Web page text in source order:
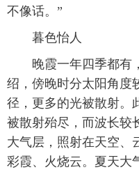
不像话。”
暮色怡人
晚霞一年四季都有
绍，傍晚时分太阳角度
径，更多的光被散射。
被散射殆尽，而波长较
大气层，照射在天空、
彩霞、火烧云。夏天大